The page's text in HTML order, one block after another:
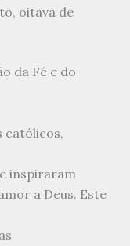
oitava de
da Fé e do
católicos,
inspiraram
a Deus. Este